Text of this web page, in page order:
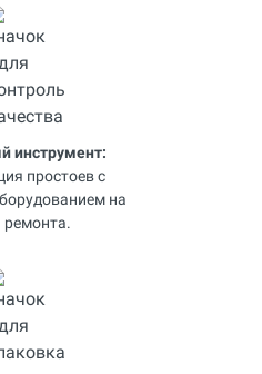
инструмент:
простоев с
на
ремонта.